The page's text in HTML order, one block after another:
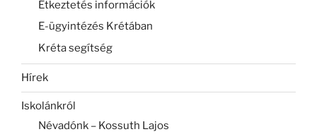
Étkeztetés információk
E-ügyintézés Krétában
Kréta segítség
Hírek
Iskolánkról
Névadónk – Kossuth Lajos